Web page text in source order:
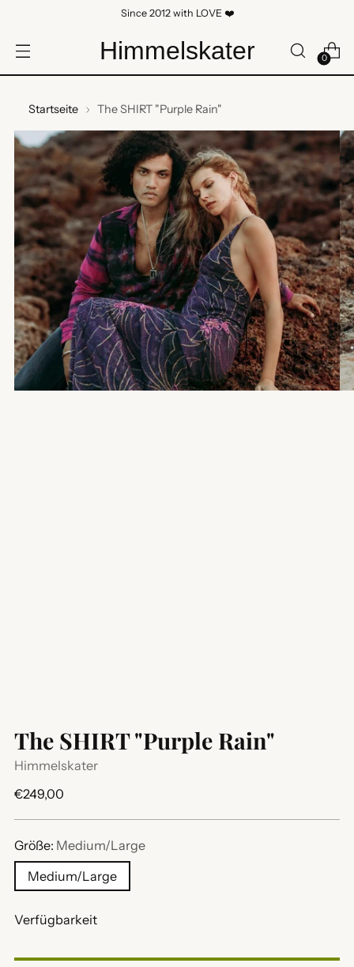
Since 2012 with LOVE ❤️
Himmelskater 0
Startseite The SHIRT "Purple Rain"
The SHIRT "Purple Rain"
Himmelskater
Regulärer
€249,00
Größe: Medium/Large
Medium/Large
Verfügbarkeit